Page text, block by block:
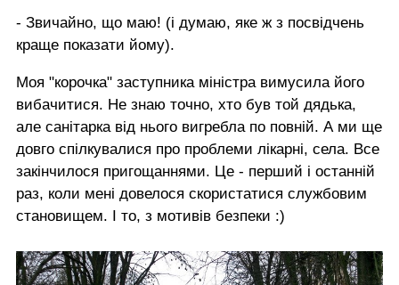
- Звичайно, що маю! (і думаю, яке ж з посвідчень
краще показати йому).
Моя "корочка" заступника міністра вимусила його
вибачитися. Не знаю точно, хто був той дядька,
але санітарка від нього вигребла по повній. А ми ще
довго спілкувалися про проблеми лікарні, села. Все
закінчилося пригощаннями. Це - перший і останній
раз, коли мені довелося скористатися службовим
становищем. І то, з мотивів безпеки :)